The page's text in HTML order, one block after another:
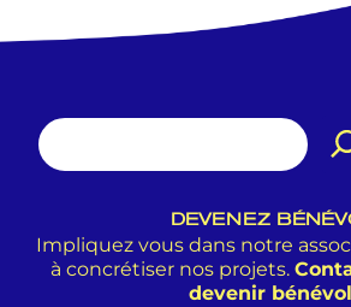
DEVENEZ
Impliquez vous dans notre
à concrétiser nos projets.
devenir